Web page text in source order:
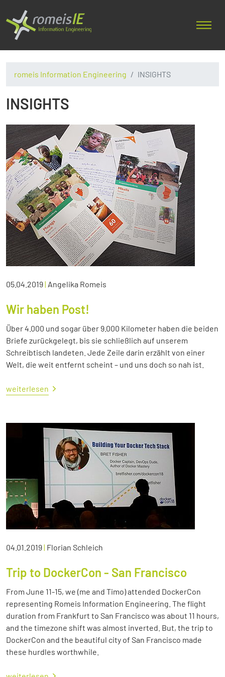
romeis Information Engineering INSIGHTS
INSIGHTS
05.04.2019| Angelika Romeis
Wir haben Post!
Über 4.000 und sogar über 9.000 Kilometer haben die beiden
Briefe zurückgelegt, bis sie schließlich auf unserem
Schreibtisch landeten. Jede Zeile darin erzählt von einer
Welt, die weit entfernt scheint – und uns doch so nah ist.
weiterlesen
04.01.2019| Florian Schleich
Trip to DockerCon - San Francisco
From June 11-15, we (me and Timo) attended DockerCon
representing Romeis Information Engineering. The flight
duration from Frankfurt to San Francisco was about 11 hours,
and the timezone shift was almost inverted. But, the trip to
DockerCon and the beautiful city of San Francisco made
these hurdles worthwhile.